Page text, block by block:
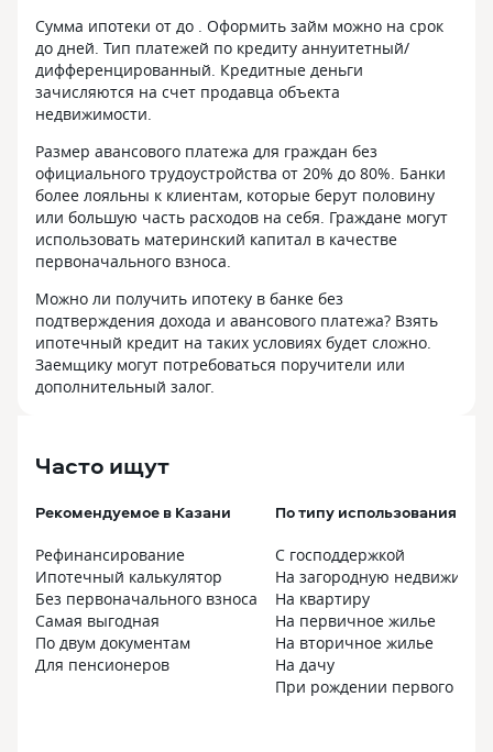
Сумма ипотеки от до . Оформить займ можно на срок
до дней. Тип платежей по кредиту аннуитетный/
дифференцированный. Кредитные деньги
зачисляются на счет продавца объекта
недвижимости.
Размер авансового платежа для граждан без
официального трудоустройства от 20% до 80%. Банки
более лояльны к клиентам, которые берут половину
или большую часть расходов на себя. Граждане могут
использовать материнский капитал в качестве
первоначального взноса.
Можно ли получить ипотеку в банке без
подтверждения дохода и авансового платежа? Взять
ипотечный кредит на таких условиях будет сложно.
Заемщику могут потребоваться поручители или
дополнительный залог.
Часто ищут
Рекомендуемое в Казани
Рефинансирование
Ипотечный калькулятор
Без первоначального взноса
Самая выгодная
По двум документам
Для пенсионеров
По типу использования в
С господдержкой
На загородную
На квартиру
На первичное жилье
На вторичное жилье
На дачу
При рождении первого